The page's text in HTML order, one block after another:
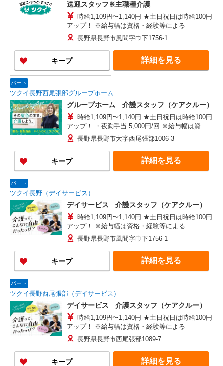
送迎スタッフ※主職種介護
時給1,109円〜1,140円 ★土日祝日は時給100円
アップ！ ※給与幅は資格・経験等による
長野県長野市風間字巾下1756-1
キープ 詳細を見る
パート
ツクイ長野西尾張部グループホーム
グループホーム 介護スタッフ（ケアクルー）
時給1,109円〜1,140円 ★土日祝日は時給100円
アップ！ ・夜勤手当:5,000円/回 ※給与幅は資
格・経験等による
長野県長野市大字西尾張部1006-3
キープ 詳細を見る
パート
ツクイ長野（デイサービス）
デイサービス 介護スタッフ（ケアクルー）
時給1,109円〜1,140円 ★土日祝日は時給100円
アップ！ ※給与幅は資格・経験等による
長野県長野市風間字巾下1756-1
キープ 詳細を見る
パート
ツクイ長野西尾張部（デイサービス）
デイサービス 介護スタッフ（ケアクルー）
時給1,109円〜1,140円 ★土日祝日は時給100円
アップ！ ※給与幅は資格・経験等による
長野県長野市西尾張部1089-7
キープ 詳細を見る